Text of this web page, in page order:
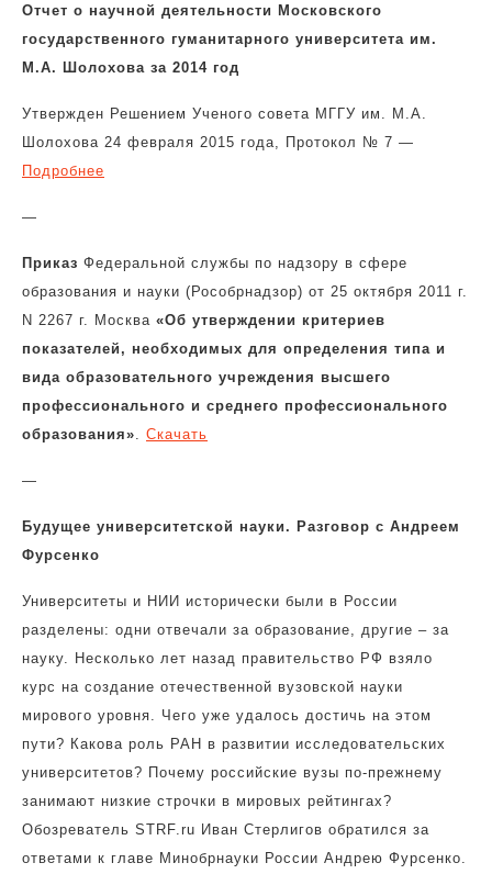
Отчет о научной деятельности Московского
государственного гуманитарного университета им.
М.А. Шолохова за 2014 год
Утвержден Решением Ученого совета МГГУ им. М.А.
Шолохова 24 февраля 2015 года, Протокол № 7 —
Подробнее
—
Приказ Федеральной службы по надзору в сфере
образования и науки (Рособрнадзор) от 25 октября 2011 г.
N 2267 г. Москва «Об утверждении критериев
показателей, необходимых для определения типа и
вида образовательного учреждения высшего
профессионального и среднего профессионального
образования». Скачать
—
Будущее университетской науки. Разговор с Андреем
Фурсенко
Университеты и НИИ исторически были в России
разделены: одни отвечали за образование, другие – за
науку. Несколько лет назад правительство РФ взяло
курс на создание отечественной вузовской науки
мирового уровня. Чего уже удалось достичь на этом
пути? Какова роль РАН в развитии исследовательских
университетов? Почему российские вузы по-прежнему
занимают низкие строчки в мировых рейтингах?
Обозреватель STRF.ru Иван Стерлигов обратился за
ответами к главе Минобрнауки России Андрею Фурсенко.